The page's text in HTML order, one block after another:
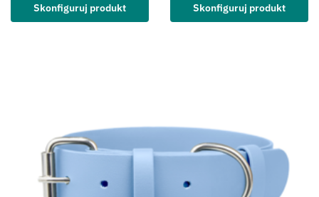
Skonfiguruj produkt Skonfiguruj produkt